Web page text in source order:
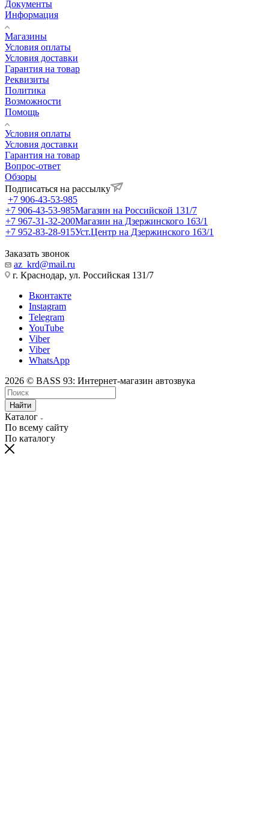
Документы
Информация
Магазины
Условия оплаты
Условия доставки
Гарантия на товар
Реквизиты
Политика
Возможности
Помощь
Условия оплаты
Условия доставки
Гарантия на товар
Вопрос-ответ
Обзоры
Подписаться на рассылку
+7 906-43-53-985
+7 906-43-53-985Магазин на Российской 131/7
+7 967-31-32-200Магазин на Дзержинского 163/1
+7 952-83-28-915Уст.Центр на Дзержинского 163/1
Заказать звонок
az_krd@mail.ru
г. Краснодар, ул. Российская 131/7
Вконтакте
Instagram
Telegram
YouTube
Viber
Viber
WhatsApp
2026 © BASS 93: Интернет-магазин автозвука
Найти
Каталог
По всему сайту
По каталогу